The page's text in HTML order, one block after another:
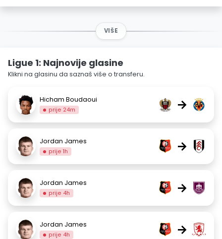
VIŠE
Ligue 1: Najnovije glasine
Klikni na glasinu da saznaš više o transferu.
Hicham Boudaoui
prije 24m →
Jordan James
prije 1h →
Jordan James
prije 4h →
Jordan James
prije 4h →